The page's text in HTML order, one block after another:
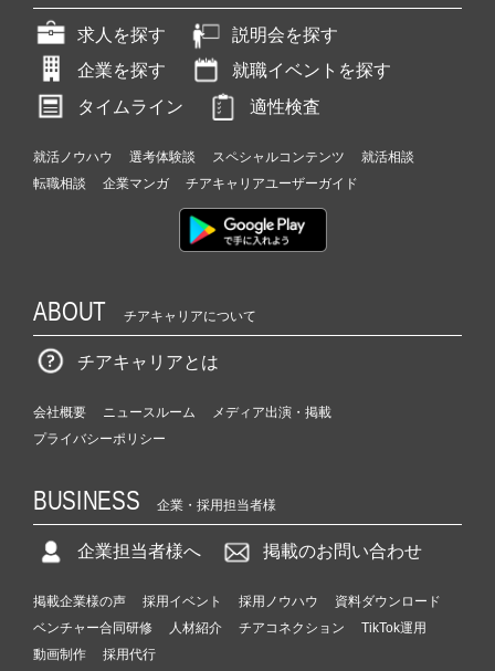
求人を探す
説明会を探す
企業を探す
就職イベントを探す
タイムライン
適性検査
就活ノウハウ 選考体験談 スペシャルコンテンツ
就活相談
転職相談
企業マンガ チアキャリアユーザーガイド
ABOUT チアキャリアについて
チアキャリアとは
会社概要 ニュースルーム
メディア出演・掲載
プライバシーポリシー
BUSINESS 企業・採用担当者様
企業担当者様へ 掲載のお問い合わせ
掲載企業様の声 採用イベント 採用ノウハウ
資料ダウンロード
ベンチャー合同研修
人材紹介 チアコネクション
TikTok運用
動画制作
採用代行